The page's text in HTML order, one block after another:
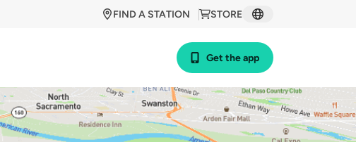
STORE
FIND A STATION
Get the app